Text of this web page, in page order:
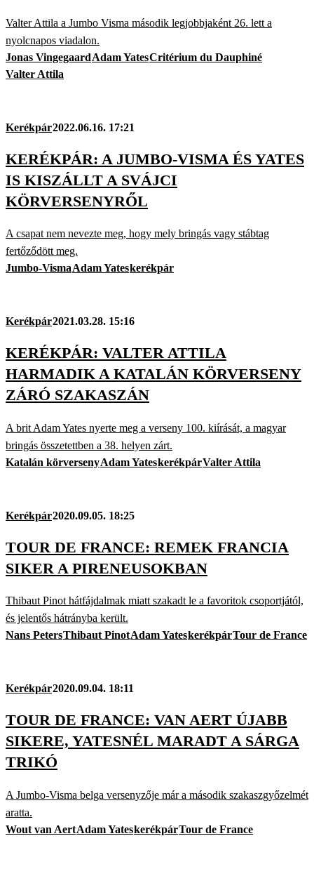
Valter Attila a Jumbo Visma második legjobbjaként 26. lett a
nyolcnapos viadalon.
Jonas VingegaardAdam YatesCritérium du Dauphiné
Valter Attila
Kerékpár2022.06.16. 17:21
KERÉKPÁR: A JUMBO-VISMA ÉS YATES
IS KISZÁLLT A SVÁJCI
KÖRVERSENYRŐL
A csapat nem nevezte meg, hogy mely bringás vagy stábtag
fertőződött meg.
Jumbo-VismaAdam Yateskerékpár
Kerékpár2021.03.28. 15:16
KERÉKPÁR: VALTER ATTILA
HARMADIK A KATALÁN KÖRVERSENY
ZÁRÓ SZAKASZÁN
A brit Adam Yates nyerte meg a verseny 100. kiírását, a magyar
bringás összetettben a 38. helyen zárt.
Katalán körversenyAdam YateskerékpárValter Attila
Kerékpár2020.09.05. 18:25
TOUR DE FRANCE: REMEK FRANCIA
SIKER A PIRENEUSOKBAN
Thibaut Pinot hátfájdalmak miatt szakadt le a favoritok csoportjától,
és jelentős hátrányba került.
Nans PetersThibaut PinotAdam YateskerékpárTour de France
Kerékpár2020.09.04. 18:11
TOUR DE FRANCE: VAN AERT ÚJABB
SIKERE, YATESNÉL MARADT A SÁRGA
TRIKÓ
A Jumbo-Visma belga versenyzője már a második szakaszgyőzelmét
aratta.
Wout van AertAdam YateskerékpárTour de France